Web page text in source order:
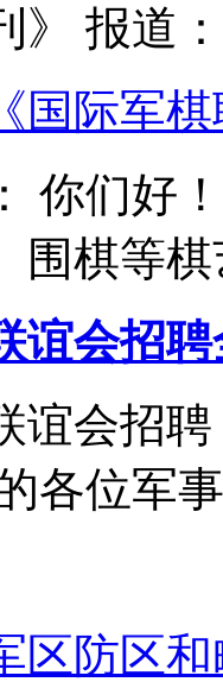
》 报道
国际军
你们好
围棋等
谊会招
谊会招
各位军
区防区